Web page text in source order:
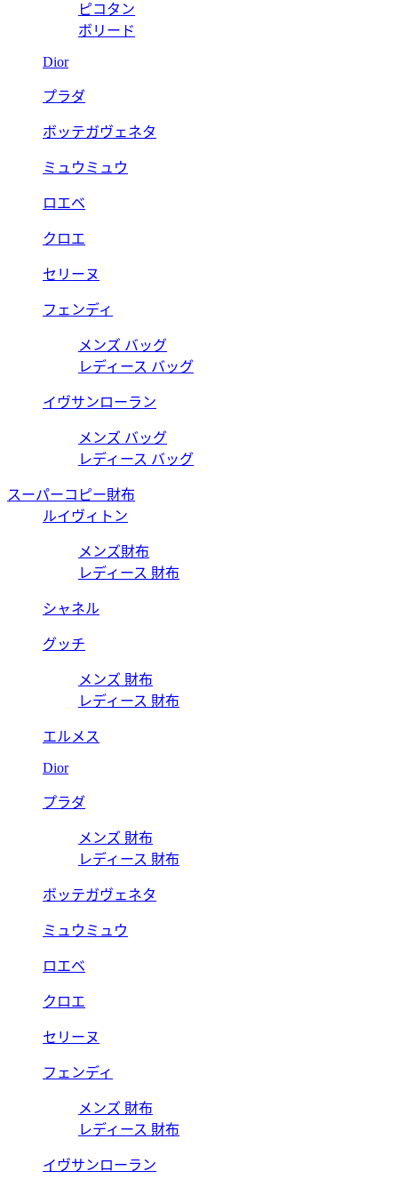
ピコタン
ボリード
Dior
プラダ
ボッテガヴェネタ
ミュウミュウ
ロエベ
クロエ
セリーヌ
フェンディ
メンズ バッグ
レディース バッグ
イヴサンローラン
メンズ バッグ
レディース バッグ
スーパーコピー財布
ルイヴィトン
メンズ財布
レディース 財布
シャネル
グッチ
メンズ 財布
レディース 財布
エルメス
Dior
プラダ
メンズ 財布
レディース 財布
ボッテガヴェネタ
ミュウミュウ
ロエベ
クロエ
セリーヌ
フェンディ
メンズ 財布
レディース 財布
イヴサンローラン